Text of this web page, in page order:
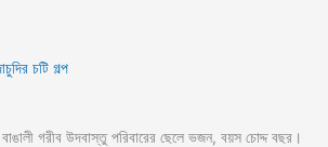
চটি গল্প
বাঙালী গরীব উদবাস্তু পরিবারের ছেলে ভজন, বয়স চোদ্দ বছর।